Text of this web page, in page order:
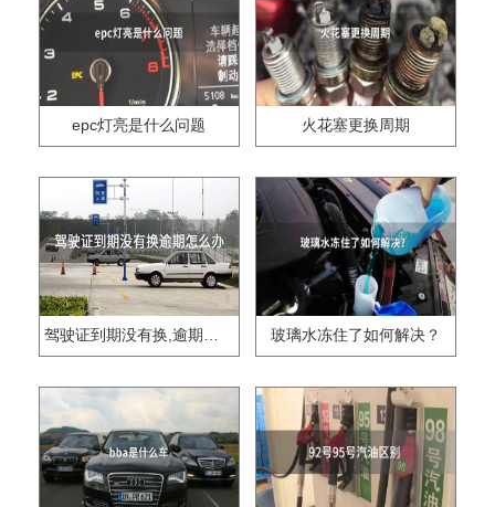
epc灯亮是什么问题 火花塞更换周期
驾驶证到期没有换,逾期怎么办?? 玻璃水冻住了如何解决？